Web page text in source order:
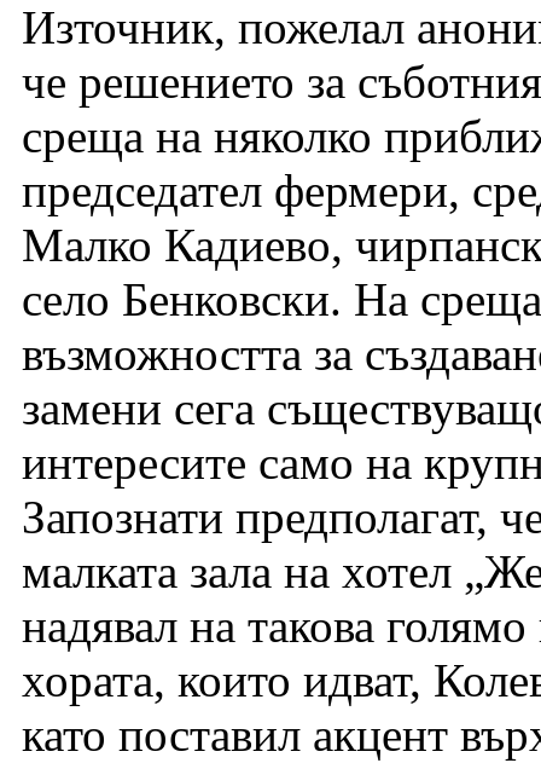
Източник, пожелал
че решението за
среща на няколко
председател фермери,
Малко Кадиево,
село Бенковски. На
възможността за
замени сега
интересите само на
Запознати предполагат,
малката зала на хотел
надявал на такова
хората, които идват,
като поставил акцент